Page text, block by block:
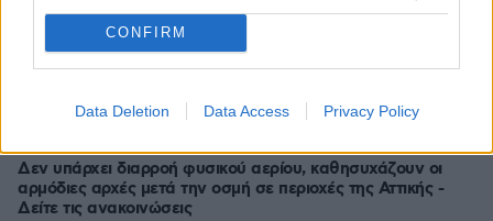
CONFIRM
Data Deletion Data Access Privacy Policy
Δεν υπάρχει διαρροή φυσικού αερίου, καθησυχάζουν οι
αρμόδιες αρχές μετά την οσμή σε περιοχές της Αττικής -
Δείτε τις ανακοινώσεις